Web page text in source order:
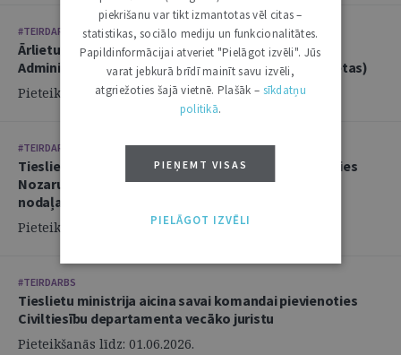
#TEIRDARBS
Ārlietu ministrija aicina savā komandā pievienoties
Administratīvi tiesiskās nodaļas juristu (2 amata vietas)
Pieteikšanās līdz: 14.06.2026.
#TEIRDARBS
Tieslietu ministrija aicina savai komandai pievienoties
Nozaru politikas departamenta Politikas izstrādes
nodaļas juristu
Pieteikšanās līdz: 02.06.2026.
#TEIRDARBS
Tieslietu ministrija aicina savai komandai pievienoties
Civiltiesību departamenta vecāko juristu
Pieteikšanās līdz: 01.06.2026.
piekrišanu var tikt izmantotas vēl citas –
statistikas, sociālo mediju un funkcionalitātes.
Papildinformācijai atveriet "Pielāgot izvēli". Jūs
varat jebkurā brīdī mainīt savu izvēli,
atgriežoties šajā vietnē. Plašāk – sīkdatņu
politikā.
PIEŅEMT VISAS
PIELĀGOT IZVĒLI